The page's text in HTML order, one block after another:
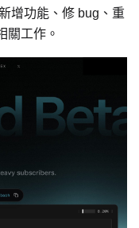
增功能、修 bug、重
關工作。